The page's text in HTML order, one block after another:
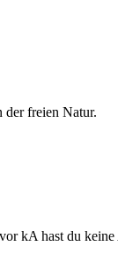
der freien Natur.
kA hast du